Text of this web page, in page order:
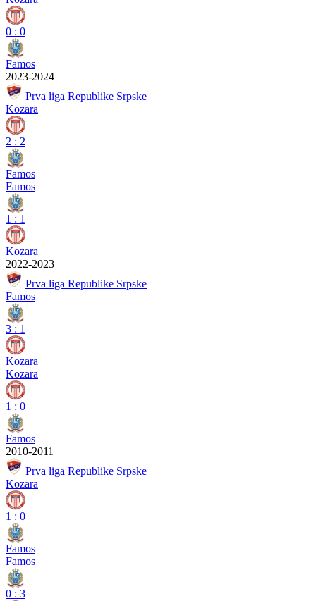
0 : 0
Famos
2023-2024
Prva liga Republike Srpske
Kozara
2 : 2
Famos
Famos
1 : 1
Kozara
2022-2023
Prva liga Republike Srpske
Famos
3 : 1
Kozara
Kozara
1 : 0
Famos
2010-2011
Prva liga Republike Srpske
Kozara
1 : 0
Famos
Famos
0 : 3